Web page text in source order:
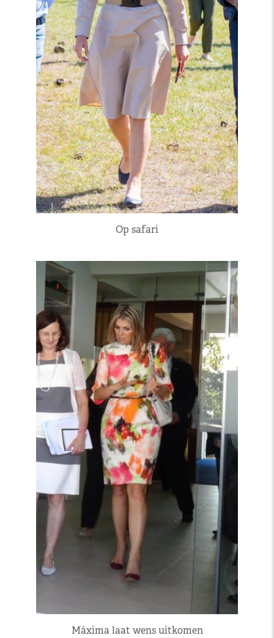
Op safari
Máxima laat wens uitkomen